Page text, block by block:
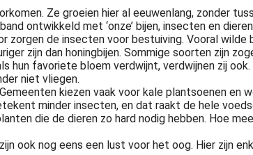
Ze groeien hier al eeuwenlang, zonder
ontwikkeld met ‘onze’ bijen, insecten en
zorgen de insecten voor bestuiving. Vooral wilde
zijn dan honingbijen. Sommige soorten zijn
hun favoriete bloem verdwijnt, verdwijnen zij
niet vliegen.
kiezen vaak voor kale plantsoenen
minder insecten, en dat raakt de hele
die de dieren zo hard nodig hebben. Hoe
ook nog eens een lust voor het oog. Hier zijn